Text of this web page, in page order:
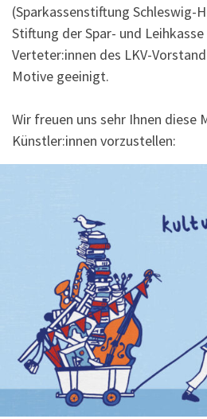
(Sparkassenstiftung Schleswig-
Stiftung der Spar- und
Verteter:innen des LKV-
Motive geeinigt.
Wir freuen uns sehr Ihnen diese
Künstler:innen vorzustellen: